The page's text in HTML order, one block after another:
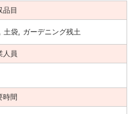
品目
土袋 ガーデニング残土
人員
時間